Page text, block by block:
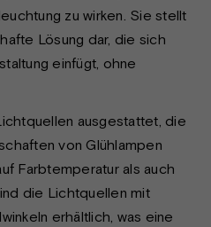
zu wirken. Sie stellt
Lösung dar, die sich
einfügt, ohne
ausgestattet, die
von Glühlampen
Farbtemperatur als auch
die Lichtquellen mit
erhältlich, was eine